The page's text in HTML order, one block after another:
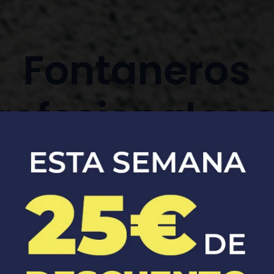
Fontaneros
torrelapaja
Apertura, reparación y sustitución de
cerraduras de coches y casas.​